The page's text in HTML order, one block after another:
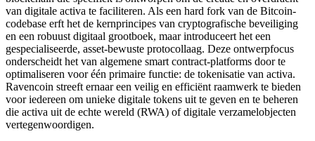
van digitale activa te faciliteren. Als een hard fork van de Bitcoin-
codebase erft het de kernprincipes van cryptografische beveiliging
en een robuust digitaal grootboek, maar introduceert het een
gespecialiseerde, asset-bewuste protocollaag. Deze ontwerpfocus
onderscheidt het van algemene smart contract-platforms door te
optimaliseren voor één primaire functie: de tokenisatie van activa.
Ravencoin streeft ernaar een veilig en efficiënt raamwerk te bieden
voor iedereen om unieke digitale tokens uit te geven en te beheren
die activa uit de echte wereld (RWA) of digitale verzamelobjecten
vertegenwoordigen.